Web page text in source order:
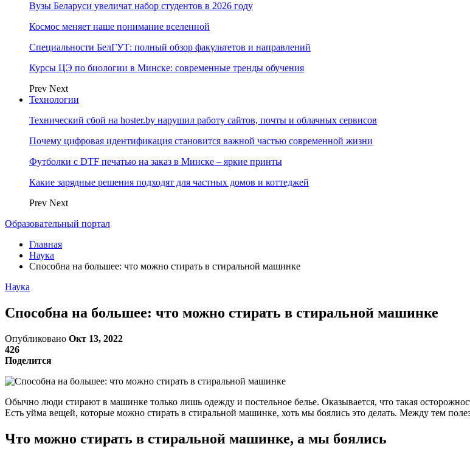
Вузы Беларуси увеличат набор студентов в 2026 году
Космос меняет наше понимание вселенной
Специальности БелГУТ: полный обзор факультетов и направлений
Курсы ЦЭ по биологии в Минске: современные тренды обучения
Prev Next
Технологии
Технический сбой на hoster.by нарушил работу сайтов, почты и облачных сервисов
Почему цифровая идентификация становится важной частью современной жизни
Футболки с DTF печатью на заказ в Минске – яркие принты
Какие зарядные решения подходят для частных домов и коттеджей
Prev Next
Образовательный портал
Главная
Наука
Способна на большее: что можно стирать в стиральной машинке
Наука
Способна на большее: что можно стирать в стиральной машинке
Опубликовано Окт 13, 2022
426
Поделится
Обычно люди стирают в машинке только лишь одежду и постельное белье. Оказывается, что такая
Есть уйма вещей, которые можно стирать в стиральной машинке, хоть мы боялись это делать. Между тем
Что можно стирать в стиральной машинке, а мы боялись